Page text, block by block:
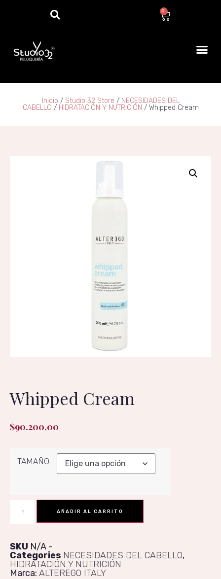
0
Inicio / Studio 32 Store / NECESIDADES DEL
CABELLO / HIDRATACIÓN Y NUTRICIÓN / Whipped Cream
Whipped Cream
$90.200,00
TAMAÑO
AÑADIR AL CARRITO
SKU N/A
Categories NECESIDADES DEL CABELLO,
HIDRATACIÓN Y NUTRICIÓN
Marca: ALTEREGO ITALY